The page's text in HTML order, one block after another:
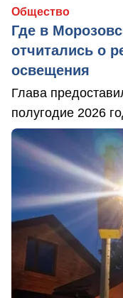
Общество
Где в
отчитались о
освещения
Глава
полугодие 2026